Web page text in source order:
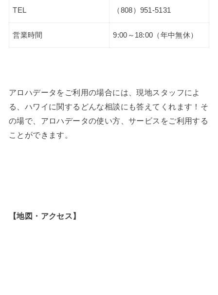
TEL （808）951-5131
営業時間 9:00～18:00（年中無休）
アロハデータをご利用の場合には、現地スタッフによ
る、ハワイに関するどんな相談にも答えてくれます！そ
の場で、アロハデータの使い方、サービスをご利用する
ことができます。
【地図・アクセス】